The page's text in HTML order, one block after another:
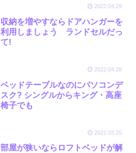
2022.04.29
収納を増やすならドアハンガーを
利用しましょう ランドセルだっ
て!
2022.04.28
ベッドテーブルなのにパソコンデ
スク? シングルからキング・高座
椅子でも
2022.03.25
部屋が狭いならロフトベッドが解